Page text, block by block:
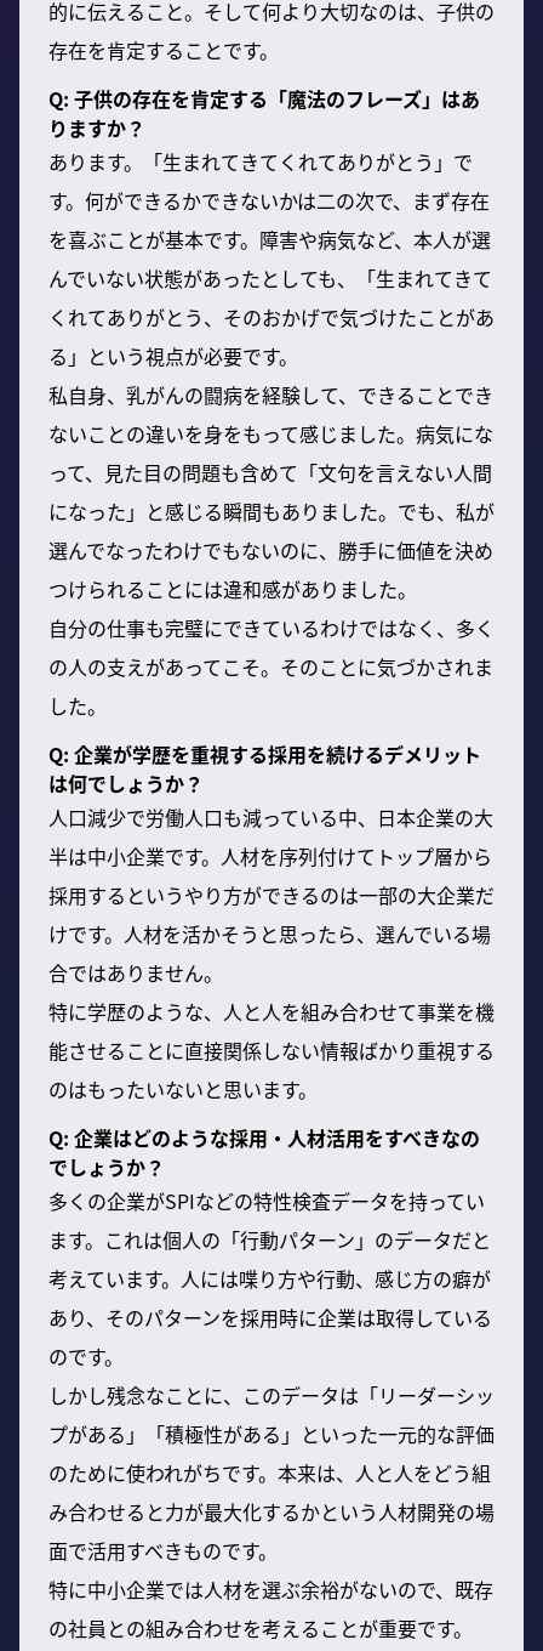
的に伝えること。そして何より大切なのは、子供の
存在を肯定することです。
Q: 子供の存在を肯定する「魔法のフレーズ」はあ
りますか？
あります。「生まれてきてくれてありがとう」で
す。何ができるかできないかは二の次で、まず存在
を喜ぶことが基本です。障害や病気など、本人が選
んでいない状態があったとしても、「生まれてきて
くれてありがとう、そのおかげで気づけたことがあ
る」という視点が必要です。
私自身、乳がんの闘病を経験して、できることでき
ないことの違いを身をもって感じました。病気にな
って、見た目の問題も含めて「文句を言えない人間
になった」と感じる瞬間もありました。でも、私が
選んでなったわけでもないのに、勝手に価値を決め
つけられることには違和感がありました。
自分の仕事も完璧にできているわけではなく、多く
の人の支えがあってこそ。そのことに気づかされま
した。
Q: 企業が学歴を重視する採用を続けるデメリット
は何でしょうか？
人口減少で労働人口も減っている中、日本企業の大
半は中小企業です。人材を序列付けてトップ層から
採用するというやり方ができるのは一部の大企業だ
けです。人材を活かそうと思ったら、選んでいる場
合ではありません。
特に学歴のような、人と人を組み合わせて事業を機
能させることに直接関係しない情報ばかり重視する
のはもったいないと思います。
Q: 企業はどのような採用・人材活用をすべきなの
でしょうか？
多くの企業がSPIなどの特性検査データを持ってい
ます。これは個人の「行動パターン」のデータだと
考えています。人には喋り方や行動、感じ方の癖が
あり、そのパターンを採用時に企業は取得している
のです。
しかし残念なことに、このデータは「リーダーシッ
プがある」「積極性がある」といった一元的な評価
のために使われがちです。本来は、人と人をどう組
み合わせると力が最大化するかという人材開発の場
面で活用すべきものです。
特に中小企業では人材を選ぶ余裕がないので、既存
の社員との組み合わせを考えることが重要です。